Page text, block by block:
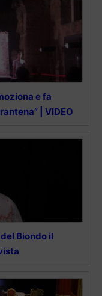
e fa
| VIDEO
Biondo il